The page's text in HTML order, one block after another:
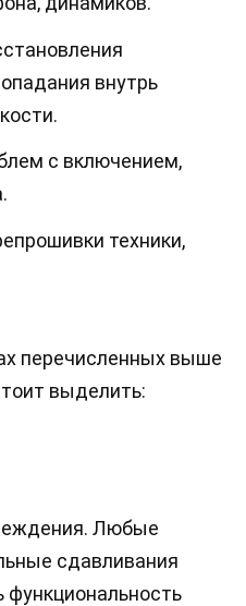
внутрь
с включением,
техники,
перечисленных выше
выделить:
Любые
сдавливания